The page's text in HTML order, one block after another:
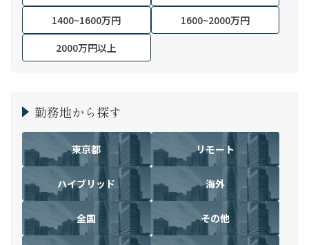
1400~1600万円
1600~2000万円
2000万円以上
勤務地から探す
東京都 リモート
ハイブリッド 海外
全国 その他